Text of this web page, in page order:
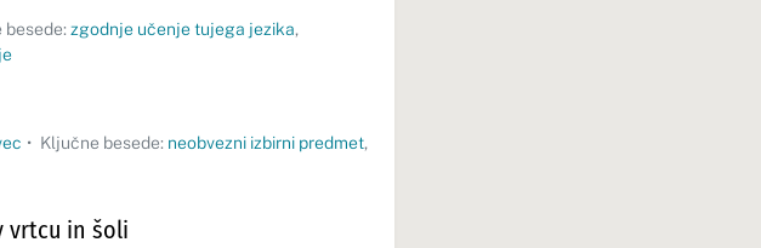
besede: zgodnje učenje tujega jezika,
• Ključne besede: neobvezni izbirni predmet,
vrtcu in šoli